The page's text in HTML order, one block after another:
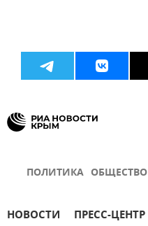
ПОЛИТИКА ОБЩЕСТВО
НОВОСТИ ПРЕСС-ЦЕНТР